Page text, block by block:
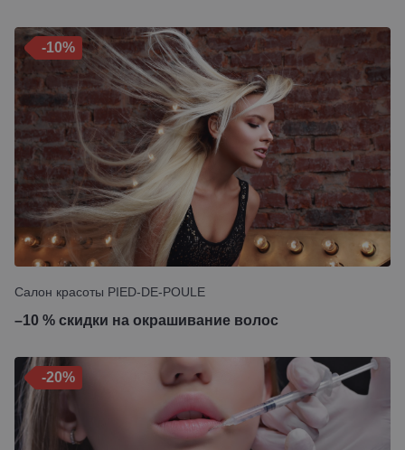
-10%
Салон красоты PIED-DE-POULE
–10 % скидки на окрашивание волос
-20%